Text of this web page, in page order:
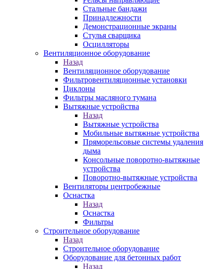
Стальные бандажи
Принадлежности
Демонстрационные экраны
Стулья сварщика
Осцилляторы
Вентиляционное оборудование
Назад
Вентиляционное оборудование
Фильтровентиляционные установки
Циклоны
Фильтры масляного тумана
Вытяжные устройства
Назад
Вытяжные устройства
Мобильные вытяжные устройства
Пряморельсовые системы удаления
дыма
Консольные поворотно-вытяжные
устройства
Поворотно-вытяжные устройства
Вентиляторы центробежные
Оснастка
Назад
Оснастка
Фильтры
Строительное оборудование
Назад
Строительное оборудование
Оборудование для бетонных работ
Назад